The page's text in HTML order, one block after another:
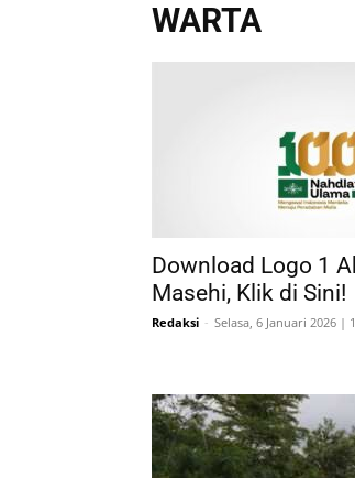
WARTA
Download Logo 1
Masehi, Klik di Sini!
Redaksi - Selasa, 6 Januari 2026 |